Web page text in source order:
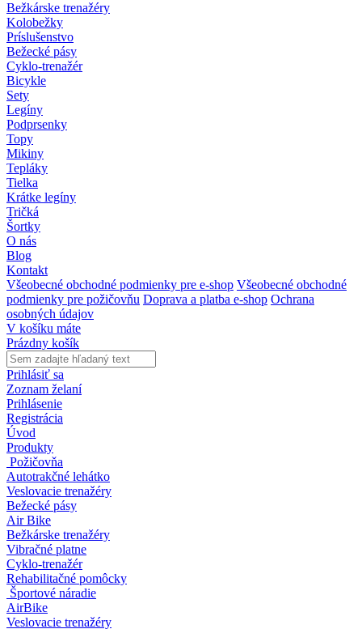
Bežkárske trenažéry
Kolobežky
Príslušenstvo
Bežecké pásy
Cyklo-trenažér
Bicykle
Sety
Legíny
Podprsenky
Topy
Mikiny
Tepláky
Tielka
Krátke legíny
Tričká
Šortky
O nás
Blog
Kontakt
Všeobecné obchodné podmienky pre e-shop Všeobecné obchodné
podmienky pre požičovňu Doprava a platba e-shop Ochrana
osobných údajov
V košíku máte
Prázdny košík
Prihlásiť sa
Zoznam želaní
Prihlásenie
Registrácia
Úvod
Produkty
Požičovňa
Autotrakčné lehátko
Veslovacie trenažéry
Bežecké pásy
Air Bike
Bežkárske trenažéry
Vibračné platne
Cyklo-trenažér
Rehabilitačné pomôcky
Športové náradie
AirBike
Veslovacie trenažéry